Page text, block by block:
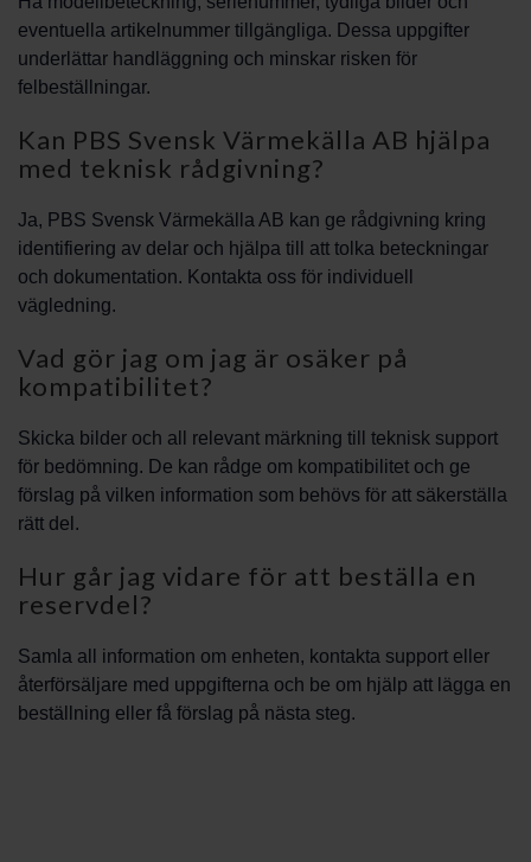
eventuella artikelnummer tillgängliga. Dessa uppgifter
underlättar handläggning och minskar risken för
felbeställningar.
Kan PBS Svensk Värmekälla AB hjälpa
med teknisk rådgivning?
Ja, PBS Svensk Värmekälla AB kan ge rådgivning kring
identifiering av delar och hjälpa till att tolka beteckningar
och dokumentation. Kontakta oss för individuell
vägledning.
Vad gör jag om jag är osäker på
kompatibilitet?
Skicka bilder och all relevant märkning till teknisk support
för bedömning. De kan rådge om kompatibilitet och ge
förslag på vilken information som behövs för att säkerställa
rätt del.
Hur går jag vidare för att beställa en
reservdel?
Samla all information om enheten, kontakta support eller
återförsäljare med uppgifterna och be om hjälp att lägga en
beställning eller få förslag på nästa steg.